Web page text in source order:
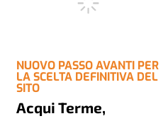
NUOVO PASSO AVANTI PER
LA SCELTA DEFINITIVA DEL
SITO
Acqui Terme,